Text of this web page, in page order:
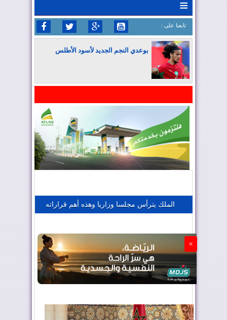
≡
: تابعنا على
بوعدي النجم الجديد لأسود الأطلس
المغرب يعزز موقعه في صناعة الطيران
الملك يترأس مجلسا وزاريا وهذه أهم قراراته
×